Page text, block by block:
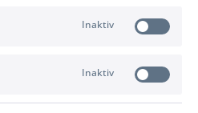
Inaktiv
Inaktiv